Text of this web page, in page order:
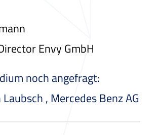
Envy GmbH
noch angefragt:
, Mercedes Benz AG